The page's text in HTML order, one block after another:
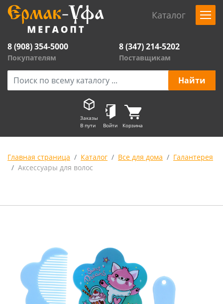
Каталог
8 (908) 354-5000
Покупателям
8 (347) 214-5202
Поставщикам
Заказы
В пути
Войти Корзина
Главная страница Каталог Все для дома
Галантерея
Аксессуары для волос